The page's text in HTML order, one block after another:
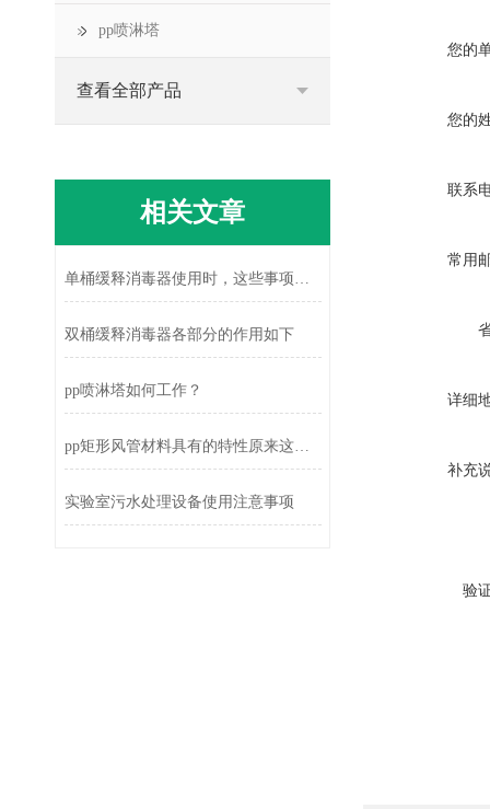
您的
您的
联系
常用
详细
补充
验
pp喷淋塔
查看全部产品
相关文章
单桶缓释消毒器使用时，这些事项得注意下
双桶缓释消毒器各部分的作用如下
pp喷淋塔如何工作？
pp矩形风管材料具有的特性原来这么多
实验室污水处理设备使用注意事项